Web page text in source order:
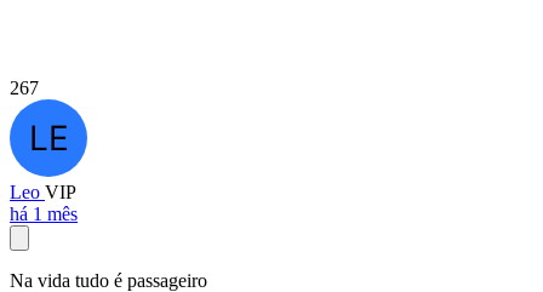
267
Leo VIP
há 1 mês
Na vida tudo é passageiro